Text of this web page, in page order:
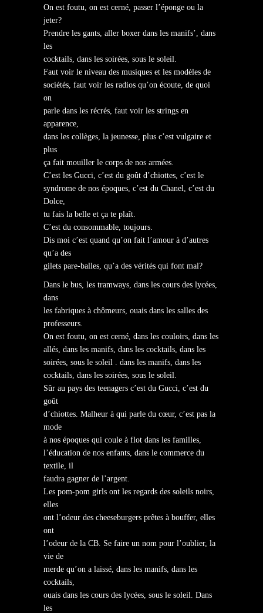
On est foutu, on est cerné, passer l’éponge ou la
jeter?
Prendre les gants, aller boxer dans les manifs’, dans
les
cocktails, dans les soirées, sous le soleil.
Faut voir le niveau des musiques et les modèles de
sociétés, faut voir les radios qu’on écoute, de quoi
on
parle dans les récrés, faut voir les strings en
apparence,
dans les collèges, la jeunesse, plus c’est vulgaire et
plus
ça fait mouiller le corps de nos armées.
C’est les Gucci, c’est du goût d’chiottes, c’est le
syndrome de nos époques, c’est du Chanel, c’est du
Dolce,
tu fais la belle et ça te plaît.
C’est du consommable, toujours.
Dis moi c’est quand qu’on fait l’amour à d’autres
qu’a des
gilets pare-balles, qu’a des vérités qui font mal?
Dans le bus, les tramways, dans les cours des lycées,
dans
les fabriques à chômeurs, ouais dans les salles des
professeurs.
On est foutu, on est cerné, dans les couloirs, dans les
allés, dans les manifs, dans les cocktails, dans les
soirées, sous le soleil . dans les manifs, dans les
cocktails, dans les soirées, sous le soleil.
Sûr au pays des teenagers c’est du Gucci, c’est du
goût
d’chiottes. Malheur à qui parle du cœur, c’est pas la
mode
à nos époques qui coule à flot dans les familles,
l’éducation de nos enfants, dans le commerce du
textile, il
faudra gagner de l’argent.
Les pom-pom girls ont les regards des soleils noirs,
elles
ont l’odeur des cheeseburgers prêtes à bouffer, elles
ont
l’odeur de la CB. Se faire un nom pour l’oublier, la
vie de
merde qu’on a laissé, dans les manifs, dans les
cocktails,
ouais dans les cours des lycées, sous le soleil. Dans
les